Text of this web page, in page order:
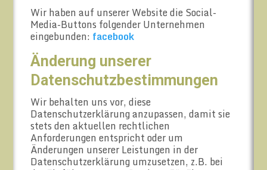
Wir haben auf unserer Website die Social-
Media-Buttons folgender Unternehmen
eingebunden: facebook
Änderung unserer
Datenschutzbestimmungen
Wir behalten uns vor, diese
Datenschutzerklärung anzupassen, damit sie
stets den aktuellen rechtlichen
Anforderungen entspricht oder um
Änderungen unserer Leistungen in der
Datenschutzerklärung umzusetzen, z.B. bei